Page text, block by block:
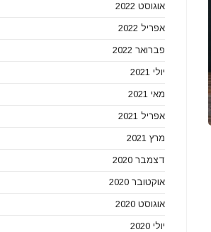
אוגוסט 2022
אפריל 2022
פברואר 2022
יולי 2021
מאי 2021
אפריל 2021
מרץ 2021
דצמבר 2020
אוקטובר 2020
אוגוסט 2020
יולי 2020